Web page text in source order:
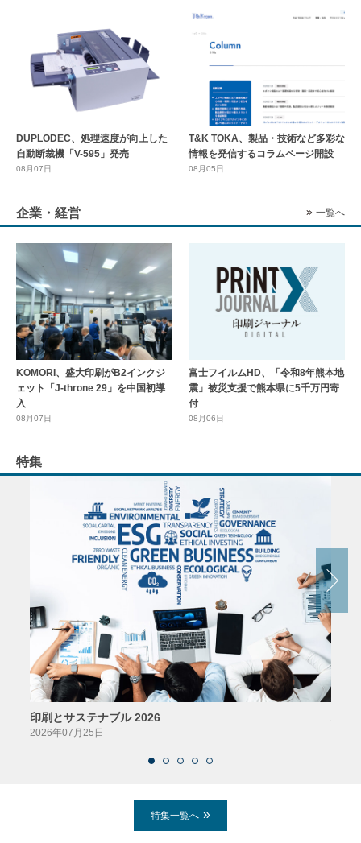
DUPLODEC、処理速度が向上した
自動断裁機「V-595」発売
08月07日
T&K TOKA、製品・技術など多彩な
情報を発信するコラムページ開設
08月05日
企業・経営 一覧へ
KOMORI、盛大印刷がB2インクジ
ェット「J-throne 29」を中国初導
入
08月07日
富士フイルムHD、「令和8年熊本地
震」被災支援で熊本県に5千万円寄
付
08月06日
特集
印刷とサステナブル 2026
2026年07月25日
特集一覧へ